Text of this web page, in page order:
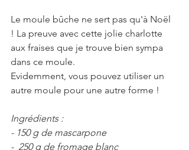
Le moule bûche ne sert pas qu'à Noël
! La preuve avec cette jolie charlotte
aux fraises que je trouve bien sympa
dans ce moule.
Evidemment, vous pouvez utiliser un
autre moule pour une autre forme !
Ingrédients :
- 150 g de mascarpone
-  250 g de fromage blanc